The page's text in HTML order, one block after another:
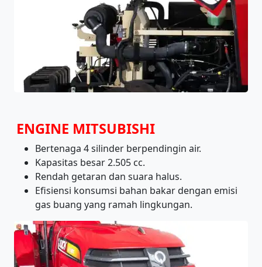
ENGINE MITSUBISHI
Bertenaga 4 silinder berpendingin air.
Kapasitas besar 2.505 cc.
Rendah getaran dan suara halus.
Efisiensi konsumsi bahan bakar dengan emisi
gas buang yang ramah lingkungan.